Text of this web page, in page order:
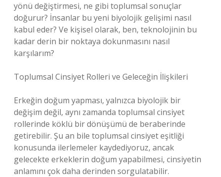
yönü değiştirmesi, ne gibi toplumsal sonuçlar
doğurur? İnsanlar bu yeni biyolojik gelişimi nasıl
kabul eder? Ve kişisel olarak, ben, teknolojinin bu
kadar derin bir noktaya dokunmasını nasıl
karşılarım?
Toplumsal Cinsiyet Rolleri ve Geleceğin İlişkileri
Erkeğin doğum yapması, yalnızca biyolojik bir
değişim değil, aynı zamanda toplumsal cinsiyet
rollerinde köklü bir dönüşümü de beraberinde
getirebilir. Şu an bile toplumsal cinsiyet eşitliği
konusunda ilerlemeler kaydediyoruz, ancak
gelecekte erkeklerin doğum yapabilmesi, cinsiyetin
anlamını çok daha derinden sorgulatabilir.